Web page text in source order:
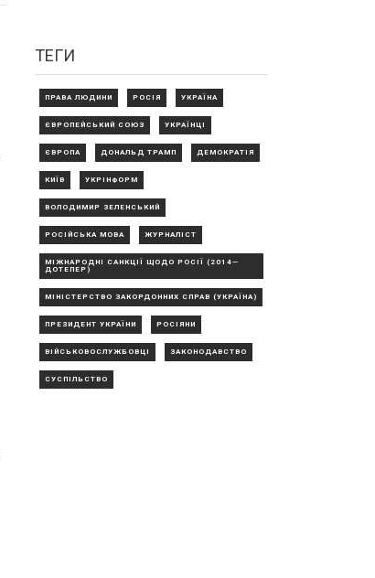
ТЕГИ
ПРАВА ЛЮДИНИ РОСІЯ УКРАЇНА
ЄВРОПЕЙСЬКИЙ СОЮЗ УКРАЇНЦІ
ЄВРОПА ДОНАЛЬД ТРАМП ДЕМОКРАТІЯ
КИЇВ УКРІНФОРМ
ВОЛОДИМИР ЗЕЛЕНСЬКИЙ
РОСІЙСЬКА МОВА ЖУРНАЛІСТ
МІЖНАРОДНІ САНКЦІЇ ЩОДО РОСІЇ (2014—
ДОТЕПЕР)
МІНІСТЕРСТВО ЗАКОРДОННИХ СПРАВ (УКРАЇНА)
ПРЕЗИДЕНТ УКРАЇНИ РОСІЯНИ
ВІЙСЬКОВОСЛУЖБОВЦІ ЗАКОНОДАВСТВО
СУСПІЛЬСТВО